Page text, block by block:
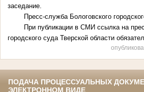
заседание.
Пресс-служба Бологовского
При публикации в СМИ ссылка на
городского суда Тверской области
ПОДАЧА ПРОЦЕССУАЛЬНЫХ
ЭЛЕКТРОННОМ ВИДЕ